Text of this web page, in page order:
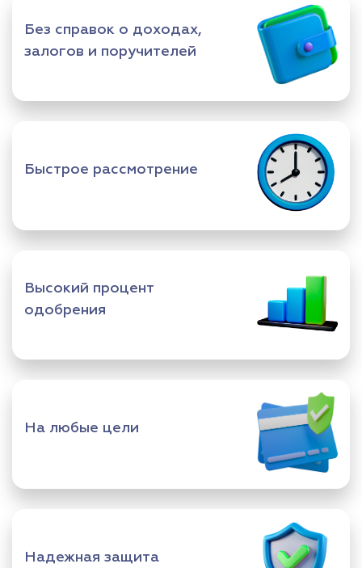
Без справок о доходах,
залогов и поручителей
Быстрое рассмотрение
Высокий процент
одобрения
На любые цели
Надежная защита